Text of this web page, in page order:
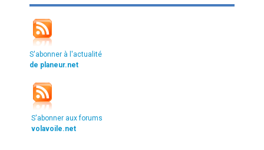
S'abonner à l'actualité
de planeur.net
S'abonner aux forums
volavoile.net